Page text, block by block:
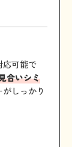
応可能で
合いシミ
しっかり